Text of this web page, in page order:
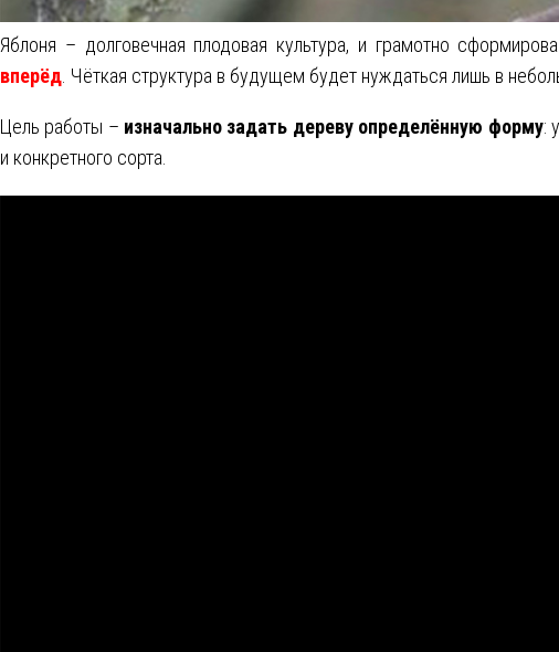
Яблоня – долговечная плодовая культура, и грамотно
вперёд . Чёткая структура в будущем будет нуждаться лишь в
Цель работы – изначально задать дереву определённую форму:
и конкретного сорта.